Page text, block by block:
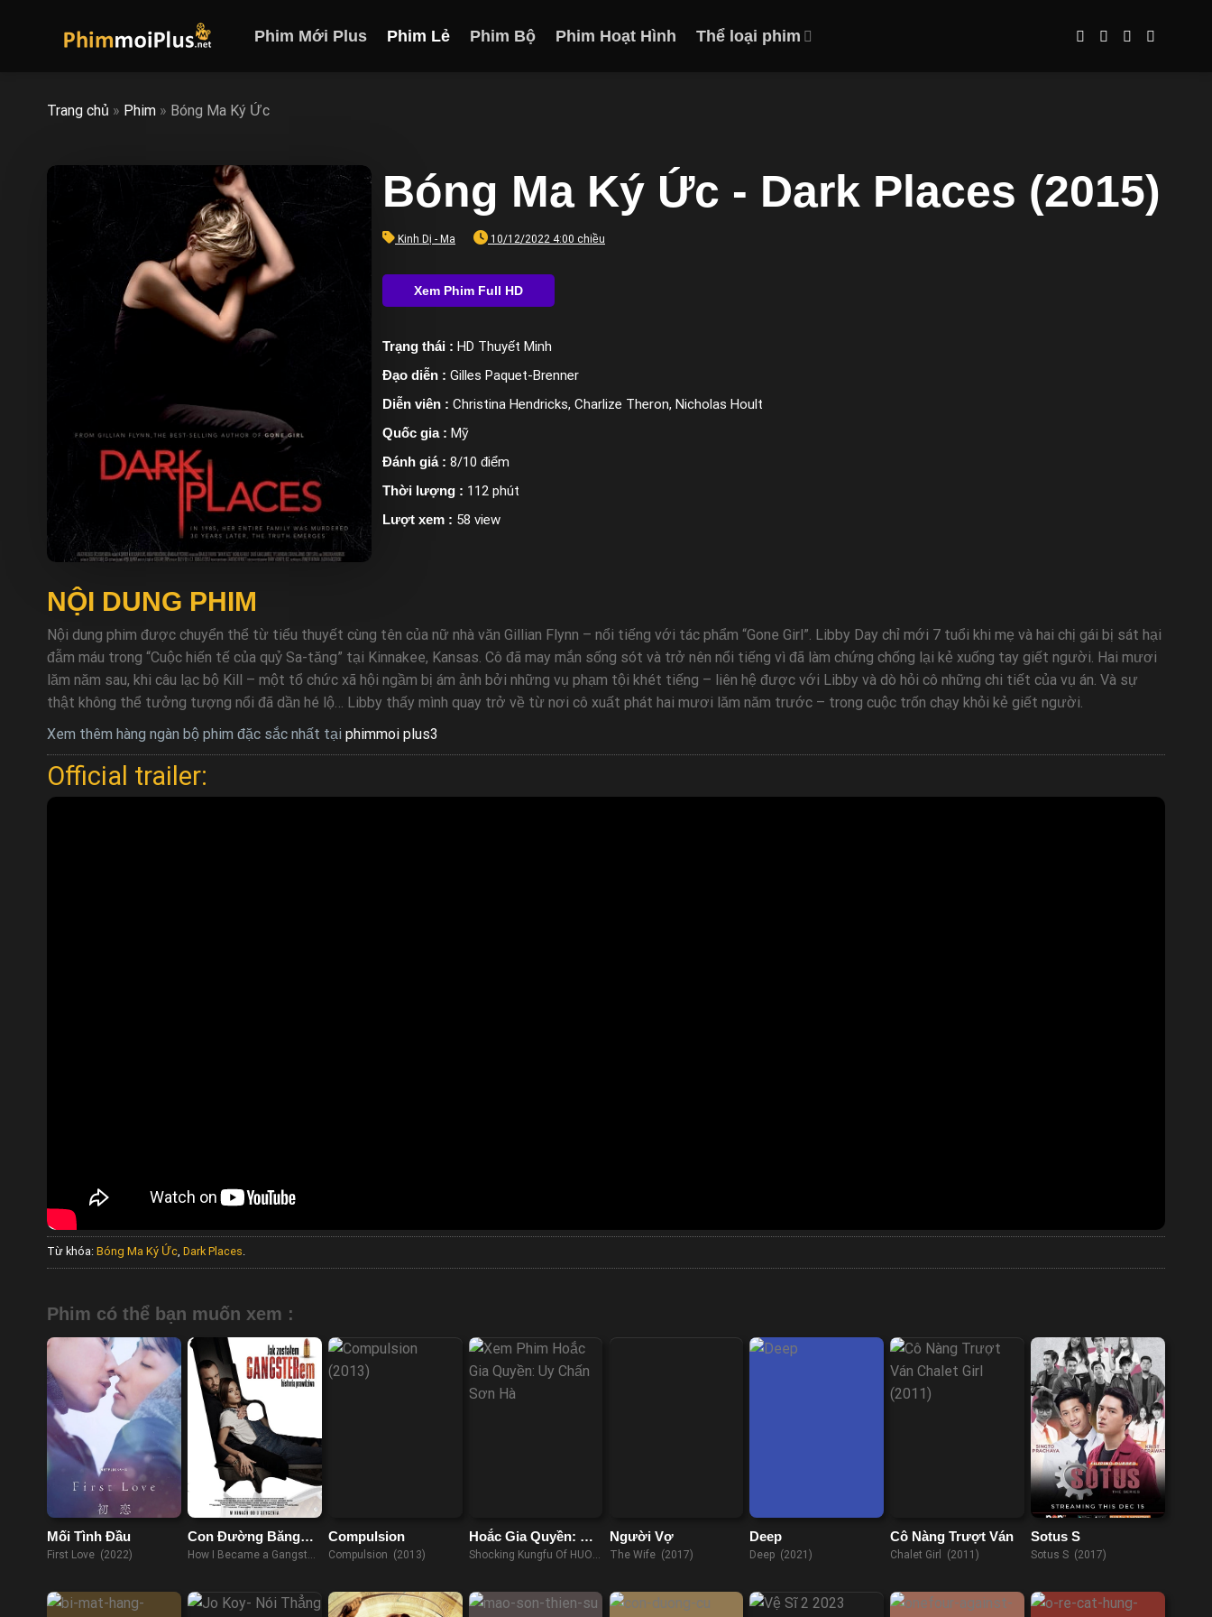
Phim Mới Plus Phim Lẻ Phim Bộ Phim Hoạt Hình Thể loại phim
Trang chủ » Phim » Bóng Ma Ký Ức
Bóng Ma Ký Ức - Dark Places (2015)
Kinh Dị - Ma 10/12/2022 4:00 chiều
Trạng thái : HD Thuyết Minh
Đạo diễn : Gilles Paquet-Brenner
Diễn viên : Christina Hendricks, Charlize Theron, Nicholas Hoult
Quốc gia : Mỹ
Đánh giá : 8/10 điểm
Thời lượng : 112 phút
Lượt xem : 58 view
NỘI DUNG PHIM
Nội dung phim được chuyển thể từ tiểu thuyết cùng tên của nữ nhà văn Gillian Flynn – nổi tiếng với tác phẩm “Gone Girl”. Libby Day chỉ mới 7 tuổi khi mẹ và hai chị gái bị sát hại
đẫm máu trong “Cuộc hiến tế của quỷ Sa-tăng” tại Kinnakee, Kansas. Cô đã may mắn sống sót và trở nên nổi tiếng vì đã làm chứng chống lại kẻ xuống tay giết người. Hai mươi
lăm năm sau, khi câu lạc bộ Kill – một tổ chức xã hội ngầm bị ám ảnh bởi những vụ phạm tội khét tiếng – liên hệ được với Libby và dò hỏi cô những chi tiết của vụ án. Và sự
thật không thể tưởng tượng nổi đã dần hé lộ… Libby thấy mình quay trở về từ nơi cô xuất phát hai mươi lăm năm trước – trong cuộc trốn chạy khỏi kẻ giết người.
Xem thêm hàng ngàn bộ phim đặc sắc nhất tại phimmoi plus3
Official trailer:
Từ khóa: Bóng Ma Ký Ức, Dark Places.
Phim có thể bạn muốn xem :
Mối Tình Đầu
First Love (2022)
Con Đường Băng
Đảng
How I Became a Gangster
Compulsion
Compulsion (2013)
Hoắc Gia Quyền: Uy
Chấn Sơn Hà
Shocking Kungfu Of HUO's
Người Vợ
The Wife (2017)
Deep
Deep (2021)
Cô Nàng Trượt Ván
Chalet Girl (2011)
Sotus S
Sotus S (2017)